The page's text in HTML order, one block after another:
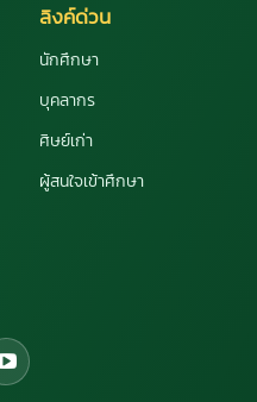
ลิงค์ด่วน
นักศึกษา
บุคลากร
ศิษย์เก่า
ผู้สนใจเข้าศึกษา